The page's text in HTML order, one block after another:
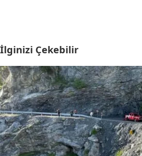
İlginizi Çekebilir